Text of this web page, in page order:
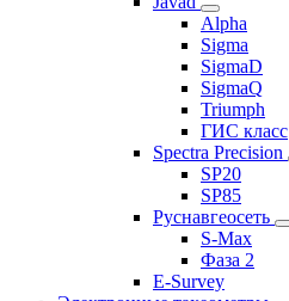
Alpha
Sigma
SigmaD
SigmaQ
Triumph
ГИС класс
Spectra Precision
SP20
SP85
Руснавгеосеть
S-Max
Фаза 2
E-Survey